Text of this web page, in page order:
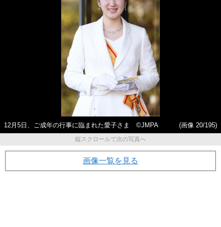
12月5日、ご成年の行事に臨まれた愛子さま ©JMPA
(画像 20/195)
縦スクロールで次の写真へ
画像一覧を見る